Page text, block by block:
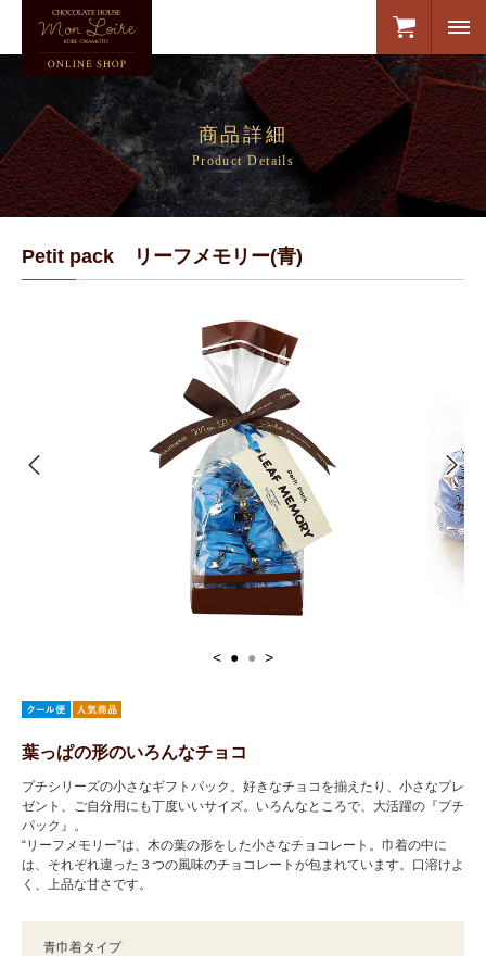
商品詳細
Product Details
Petit pack リーフメモリー(青)
< ● ● >
葉っぱの形のいろんなチョコ
プチシリーズの小さなギフトパック。好きなチョコを揃えたり、小さなプレ
ゼント、ご自分用にも丁度いいサイズ。いろんなところで、大活躍の『プチ
パック』。
“リーフメモリー”は、木の葉の形をした小さなチョコレート。巾着の中に
は、それぞれ違った３つの風味のチョコレートが包まれています。口溶けよ
く、上品な甘さです。
青巾着タイプ